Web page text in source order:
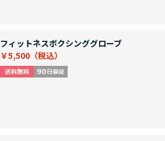
フィットネスボクシンググローブ
￥5,500